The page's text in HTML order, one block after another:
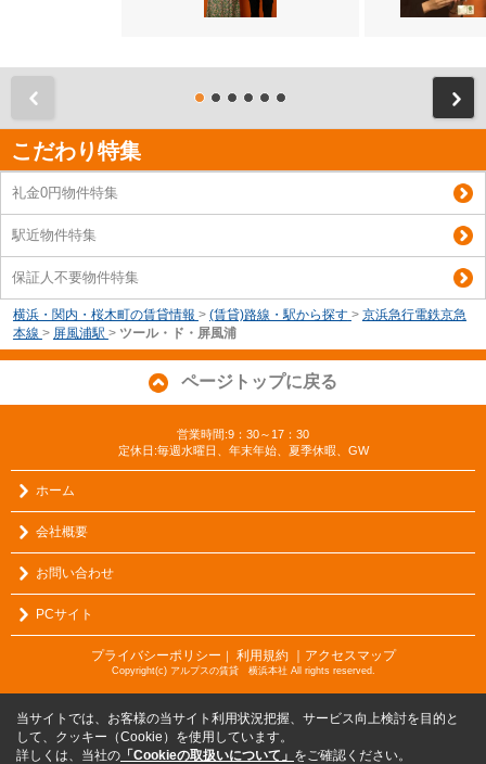
こだわり特集
礼金0円物件特集
駅近物件特集
保証人不要物件特集
横浜・関内・桜木町の賃貸情報 > (賃貸)路線・駅から探す > 京浜急行電鉄京急
本線 > 屏風浦駅 > ツール・ド・屏風浦
ページトップに戻る
営業時間:9：30～17：30
定休日:毎週水曜日、年末年始、夏季休暇、GW
ホーム
会社概要
お問い合わせ
PCサイト
プライバシーポリシー 利用規約 ｜アクセスマップ
Copyright(c) アルプスの賃貸 横浜本社 All rights reserved.
当サイトでは、お客様の当サイト利用状況把握、サービス向上検討を目的と
して、クッキー（Cookie）を使用しています。
詳しくは、当社の 「Cookieの取扱いについて」 をご確認ください。